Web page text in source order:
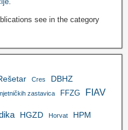
see in the category
Cres DBHZ
zastavica FFZG FIAV
HGZD Horvat HPM